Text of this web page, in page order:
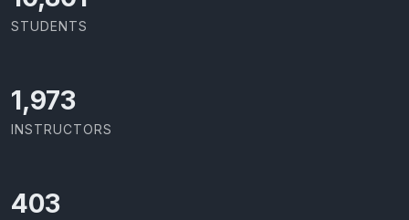
STUDENTS
2,142
INSTRUCTORS
437